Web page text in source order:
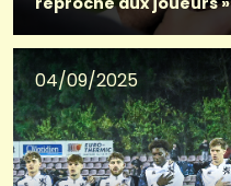
04/09/2025